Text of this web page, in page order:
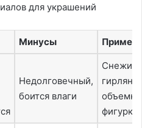
для украшений
Минусы
Недолговечный,
боится влаги
фигурки